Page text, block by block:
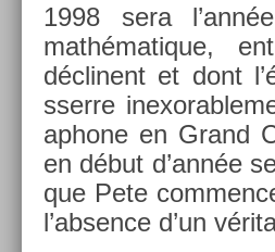
1998 sera
mathématique,
déclinent et dont
sser­re
ap­hone en Grand
en début d’année
que Pete
l’abs­ence d’un